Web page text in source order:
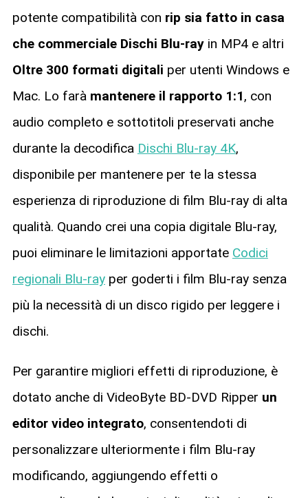
potente compatibilità con rip sia fatto in casa
che commerciale Dischi Blu-rayin MP4 e altri
Oltre 300 formati digitali per utenti Windows e
Mac. Lo farà mantenere il rapporto 1:1, con
audio completo e sottotitoli preservati anche
durante la decodifica Dischi Blu-ray 4K,
disponibile per mantenere per te la stessa
esperienza di riproduzione di film Blu-ray di alta
qualità. Quando crei una copia digitale Blu-ray,
puoi eliminare le limitazioni apportate Codici
regionali Blu-rayper goderti i film Blu-ray senza
più la necessità di un disco rigido per leggere i
dischi.
Per garantire migliori effetti di riproduzione, è
dotato anche di VideoByte BD-DVD Ripper un
editor video integrato, consentendoti di
personalizzare ulteriormente i film Blu-ray
modificando, aggiungendo effetti o